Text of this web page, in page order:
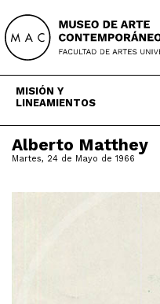
content
MISIÓN Y
LINEAMIENTOS
Alberto Matthey
Martes, 24 de Mayo de 1966